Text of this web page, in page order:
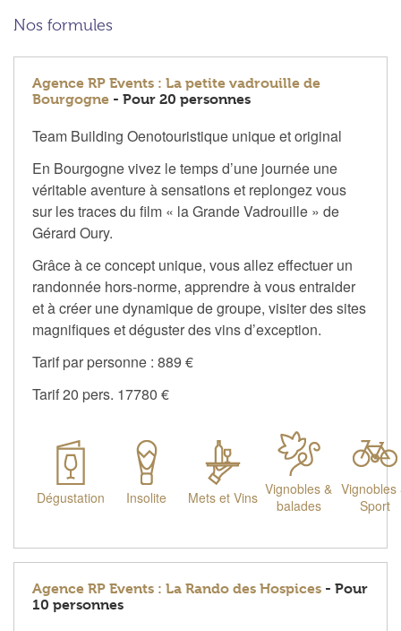
Nos formules
Agence RP Events : La petite vadrouille de
Bourgogne - Pour 20 personnes
Team Building Oenotouristique unique et original
En Bourgogne vivez le temps d’une journée une
véritable aventure à sensations et replongez vous
sur les traces du film « la Grande Vadrouille » de
Gérard Oury.
Grâce à ce concept unique, vous allez effectuer un
randonnée hors-norme, apprendre à vous entraider
et à créer une dynamique de groupe, visiter des sites
magnifiques et déguster des vins d’exception.
Tarif par personne : 889 €
Tarif 20 pers. 17780 €
Dégustation Insolite Mets et Vins Vignobles &
balades
Vignobles
Sport
Agence RP Events : La Rando des Hospices - Pour
10 personnes